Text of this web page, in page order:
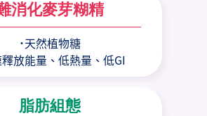
消化麥芽糊精
˙天然植物糖
釋放能量、低熱量、低GI
脂肪組態